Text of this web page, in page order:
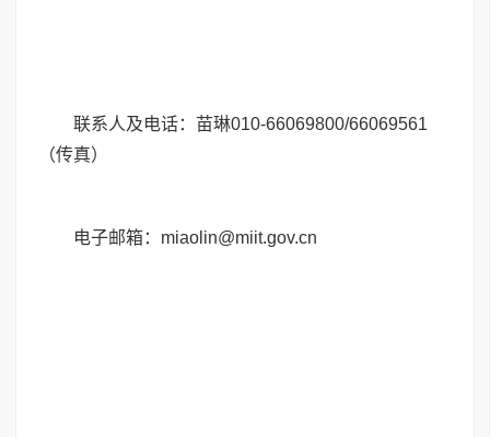
联系人及电话：苗琳010-66069800/66069561
（传真）
电子邮箱：miaolin@miit.gov.cn